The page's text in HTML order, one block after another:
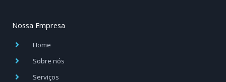
o
k
f
g
r
a
m
Nossa Empresa
Home
Sobre nós
Serviços